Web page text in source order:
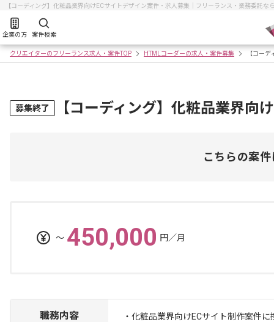
【コーディング】化粧品業界向けECサイトデザイン案件・求人募集｜フリーランス・業務委託な
企業の方 案件検索
クリエイターのフリーランス求人・案件TOP HTMLコーダーの求人・案件募集 【コー
募集終了 【コーディング】化粧品業界向
こちらの案
〜 450,000 円／月
職務内容
・化粧品業界向けECサイト制作案件